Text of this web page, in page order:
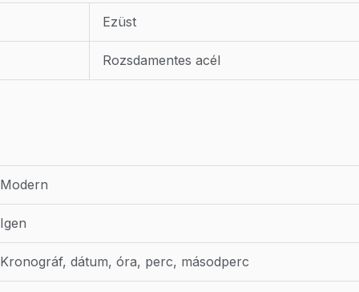
Ezüst
Rozsdamentes acél
Modern
Igen
Kronográf, dátum, óra, perc, másodperc